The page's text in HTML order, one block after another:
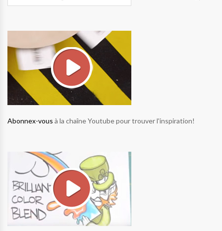
Abonnex-vous à la chaîne Youtube pour trouver l'inspiration!